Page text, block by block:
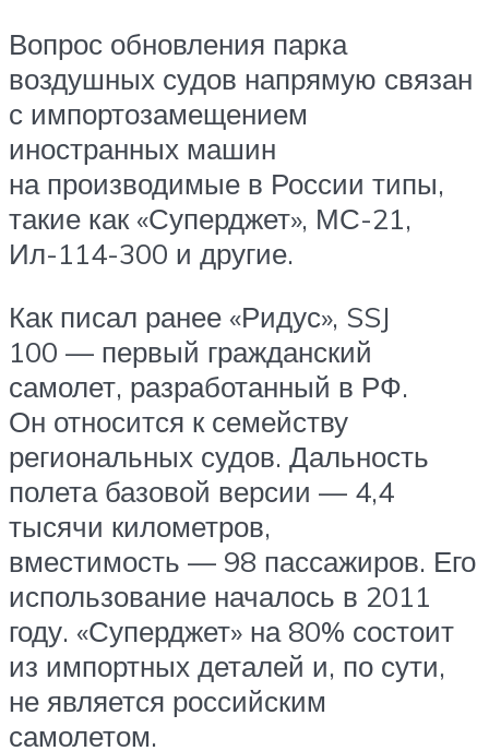
Вопрос обновления парка
воздушных судов напрямую связан
с импортозамещением
иностранных машин
на производимые в России типы,
такие как «Суперджет», МС-21,
Ил-114-300 и другие.
Как писал ранее «Ридус», SSJ
100 — первый гражданский
самолет, разработанный в РФ.
Он относится к семейству
региональных судов. Дальность
полета базовой версии — 4,4
тысячи километров,
вместимость — 98 пассажиров. Его
использование началось в 2011
году. «Суперджет» на 80% состоит
из импортных деталей и, по сути,
не является российским
самолетом.